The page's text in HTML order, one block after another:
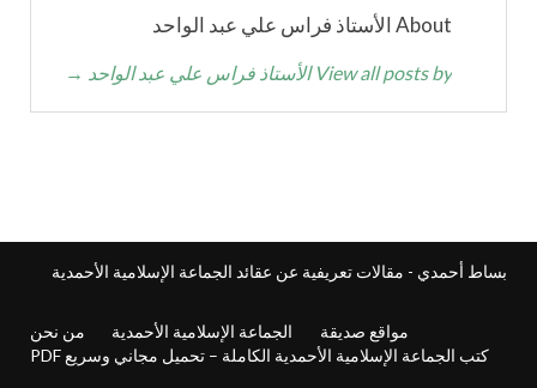
About الأستاذ فراس علي عبد الواحد
View all posts by الأستاذ فراس علي عبد الواحد →
بساط أحمدي - مقالات تعريفية عن عقائد الجماعة الإسلامية الأحمدية
من نحن الجماعة الإسلامية الأحمدية
مواقع صديقة
كتب الجماعة الإسلامية الأحمدية الكاملة – تحميل مجاني وسريع PDF